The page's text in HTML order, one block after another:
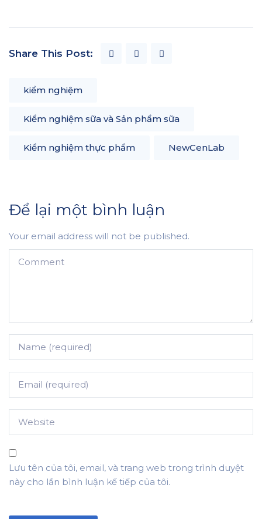
Share This Post:
kiểm nghiệm
Kiểm nghiệm sữa và Sản phẩm sữa
Kiểm nghiệm thực phẩm NewCenLab
Để lại một bình luận
Your email address will not be published.
Lưu tên của tôi, email, và trang web trong trình duyệt
này cho lần bình luận kế tiếp của tôi.